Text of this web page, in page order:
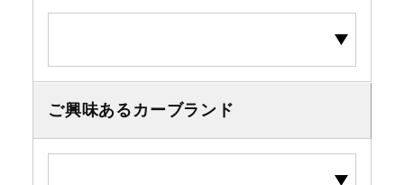
ご興味あるカーブランド